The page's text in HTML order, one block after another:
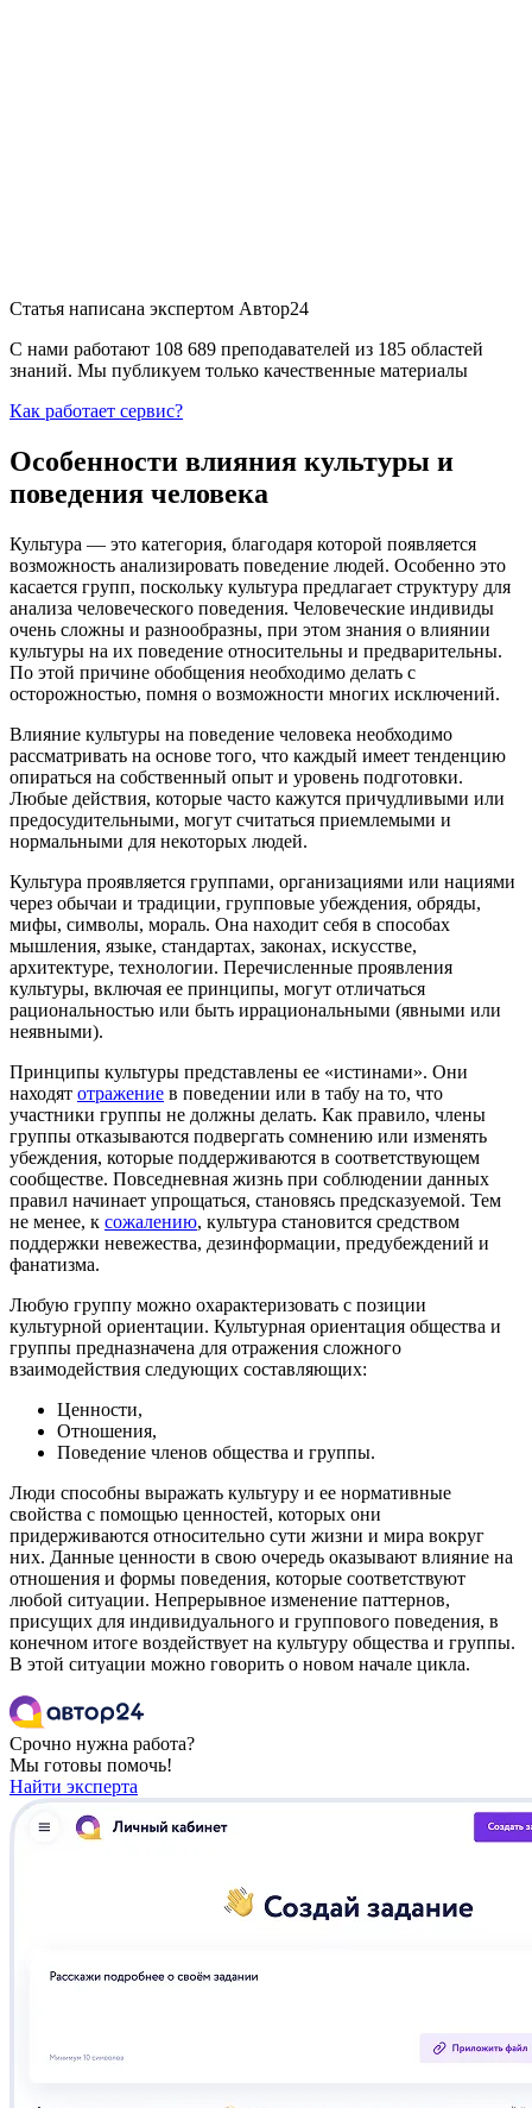
Статья написана экспертом Автор24
С нами работают 108 689 преподавателей из 185 областей
знаний. Мы публикуем только качественные материалы
Как работает сервис?
Особенности влияния культуры и
поведения человека
Культура — это категория, благодаря которой появляется
возможность анализировать поведение людей. Особенно это
касается групп, поскольку культура предлагает структуру для
анализа человеческого поведения. Человеческие индивиды
очень сложны и разнообразны, при этом знания о влиянии
культуры на их поведение относительны и предварительны.
По этой причине обобщения необходимо делать с
осторожностью, помня о возможности многих исключений.
Влияние культуры на поведение человека необходимо
рассматривать на основе того, что каждый имеет тенденцию
опираться на собственный опыт и уровень подготовки.
Любые действия, которые часто кажутся причудливыми или
предосудительными, могут считаться приемлемыми и
нормальными для некоторых людей.
Культура проявляется группами, организациями или нациями
через обычаи и традиции, групповые убеждения, обряды,
мифы, символы, мораль. Она находит себя в способах
мышления, языке, стандартах, законах, искусстве,
архитектуре, технологии. Перечисленные проявления
культуры, включая ее принципы, могут отличаться
рациональностью или быть иррациональными (явными или
неявными).
Принципы культуры представлены ее «истинами». Они
находят отражение в поведении или в табу на то, что
участники группы не должны делать. Как правило, члены
группы отказываются подвергать сомнению или изменять
убеждения, которые поддерживаются в соответствующем
сообществе. Повседневная жизнь при соблюдении данных
правил начинает упрощаться, становясь предсказуемой. Тем
не менее, к сожалению, культура становится средством
поддержки невежества, дезинформации, предубеждений и
фанатизма.
Любую группу можно охарактеризовать с позиции
культурной ориентации. Культурная ориентация общества и
группы предназначена для отражения сложного
взаимодействия следующих составляющих:
Ценности,
Отношения,
Поведение членов общества и группы.
Люди способны выражать культуру и ее нормативные
свойства с помощью ценностей, которых они
придерживаются относительно сути жизни и мира вокруг
них. Данные ценности в свою очередь оказывают влияние на
отношения и формы поведения, которые соответствуют
любой ситуации. Непрерывное изменение паттернов,
присущих для индивидуального и группового поведения, в
конечном итоге воздействует на культуру общества и группы.
В этой ситуации можно говорить о новом начале цикла.
Срочно нужна работа?
Мы готовы помочь!
Найти эксперта